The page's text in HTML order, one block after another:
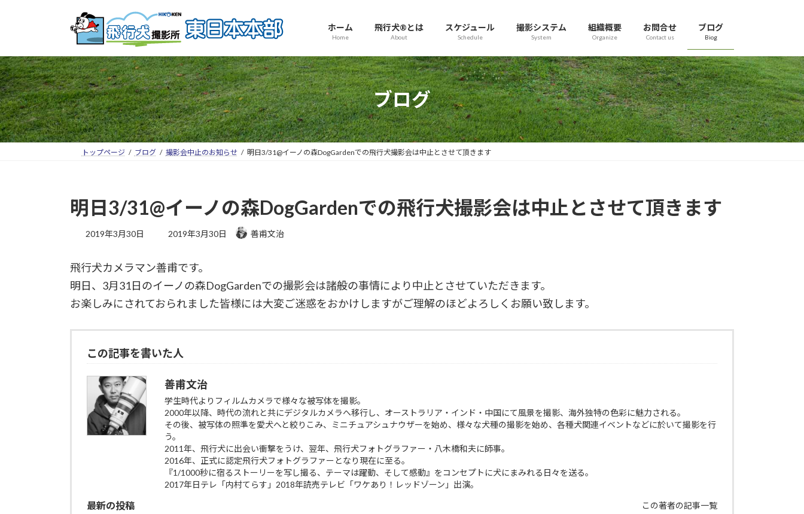
ホーム
Home
飛行犬®とは
About
スケジュール
Schedule
撮影システム
System
組織概要
Organize
お問合せ
Contact us
ブログ
Biog
ブログ
トップページ ブログ 撮影会中止のお知らせ 明日3/31@イーノの森DogGardenでの飛行犬撮影会は中止とさせて頂きます
明日3/31@イーノの森DogGardenでの飛行犬撮影会は中止とさせて頂きます
2019年3月30日 2019年3月30日 善甫文治
飛行犬カメラマン善甫です。
明日、3月31日のイーノの森DogGardenでの撮影会は諸般の事情により中止とさせていただきます。
お楽しみにされておられました皆様には大変ご迷惑をおかけしますがご理解のほどよろしくお願い致します。
この記事を書いた人
善甫文治
学生時代よりフィルムカメラで様々な被写体を撮影。
2000年以降、時代の流れと共にデジタルカメラへ移行し、オーストラリア・インド・中国にて風景を撮影、海外独特の色彩に魅力される。
その後、被写体の照準を愛犬へと絞りこみ、ミニチュアシュナウザーを始め、様々な犬種の撮影を始め、各種犬関連イベントなどに於いて撮影を行
う。
2011年、飛行犬に出会い衝撃をうけ、翌年、飛行犬フォトグラファー・八木橋和夫に師事。
2016年、正式に認定飛行犬フォトグラファーとなり現在に至る。
『1/1000秒に宿るストーリーを写し撮る、テーマは躍動、そして感動』をコンセプトに犬にまみれる日々を送る。
2017年日テレ「内村てらす」2018年読売テレビ「ワケあり！レッドゾーン」出演。
最新の投稿 この著者の記事一覧